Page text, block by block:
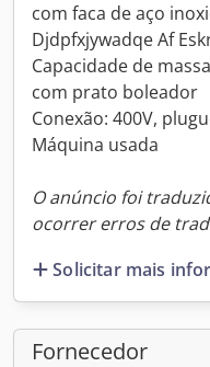
com faca de aço
Djdpfxjywadqe Af
Capacidade de
com prato boleador
Conexão: 400V,
Máquina usada
O anúncio foi
ocorrer erros de
Solicitar mais
Fornecedor